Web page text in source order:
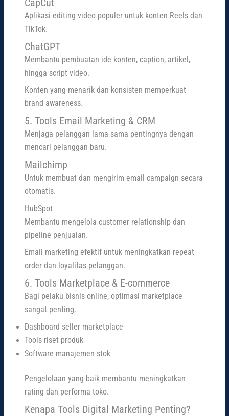
CapCut
Aplikasi editing video populer untuk konten Reels dan
TikTok.
ChatGPT
Membantu pembuatan ide konten, caption, artikel,
hingga script video.
Konten yang menarik dan konsisten memperkuat
brand awareness.
5. Tools Email Marketing & CRM
Menjaga pelanggan lama sama pentingnya dengan
mencari pelanggan baru.
Mailchimp
Untuk membuat dan mengirim email campaign secara
otomatis.
HubSpot
Membantu mengelola customer relationship dan
pipeline penjualan.
Email marketing efektif untuk meningkatkan repeat
order dan loyalitas pelanggan.
6. Tools Marketplace & E-commerce
Bagi pelaku bisnis online, optimasi marketplace
sangat penting.
Dashboard seller marketplace
Tools riset produk
Software manajemen stok
Pengelolaan yang baik membantu meningkatkan
rating dan performa toko.
Kenapa Tools Digital Marketing Penting?